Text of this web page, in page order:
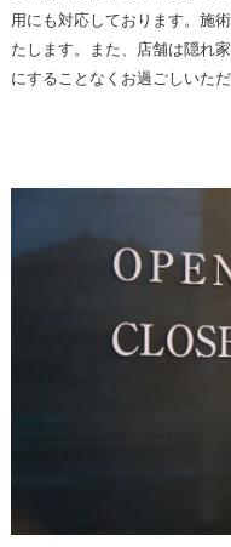
用にも対応しております。施
たします。また、店舗は隠れ
にすることなくお過ごしいただ